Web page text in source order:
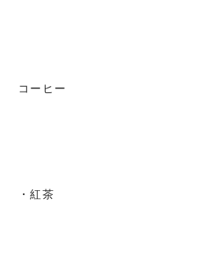
コーヒー
・紅茶